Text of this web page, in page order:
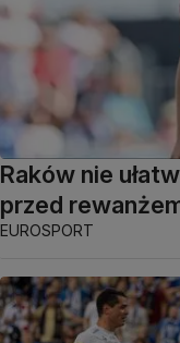
Raków nie
przed
EUROSPORT